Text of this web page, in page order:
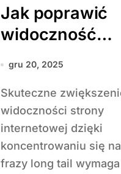
Jak poprawić
widoczność
strony na frazy
gru 20, 2025
Skuteczne zwiększenie
widoczności strony
internetowej dzięki
koncentrowaniu się na
frazy long tail wymaga